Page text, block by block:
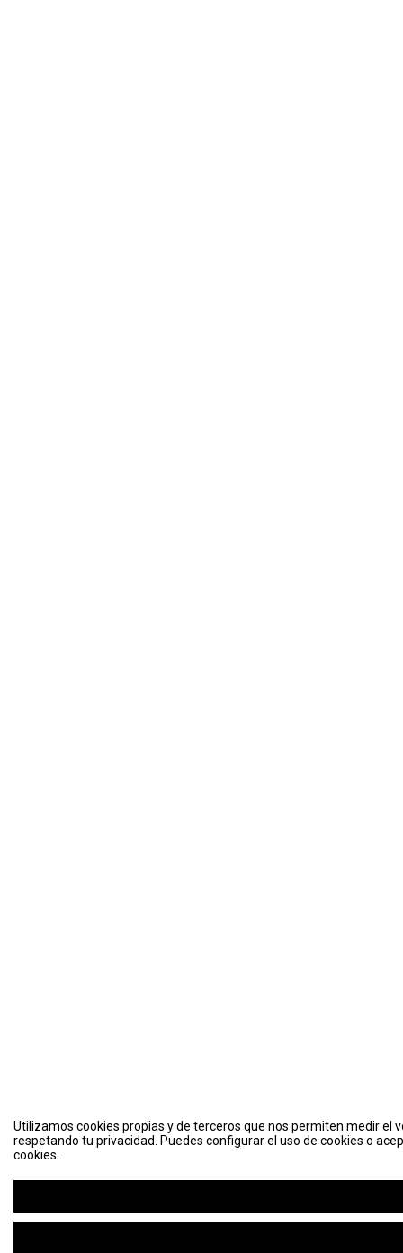
Utilizamos cookies propias y de terceros que nos permiten medir el
respetando tu privacidad. Puedes configurar el uso de cookies o
cookies.